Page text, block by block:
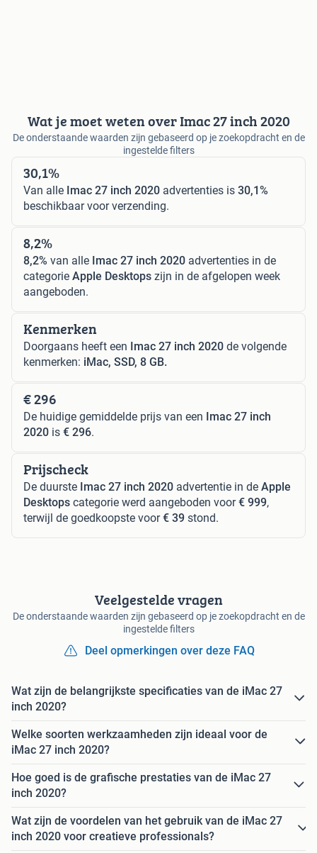
Wat je moet weten over Imac 27 inch 2020
De onderstaande waarden zijn gebaseerd op je zoekopdracht en de
ingestelde filters
30,1%
Van alle Imac 27 inch 2020 advertenties is 30,1%
beschikbaar voor verzending.
8,2%
8,2% van alle Imac 27 inch 2020 advertenties in de
categorie Apple Desktops zijn in de afgelopen week
aangeboden.
Kenmerken
Doorgaans heeft een Imac 27 inch 2020 de volgende
kenmerken: iMac, SSD, 8 GB.
€ 296
De huidige gemiddelde prijs van een Imac 27 inch
2020 is € 296.
Prijscheck
De duurste Imac 27 inch 2020 advertentie in de Apple
Desktops categorie werd aangeboden voor€ 999,
terwijl de goedkoopste voor€ 39 stond.
Veelgestelde vragen
De onderstaande waarden zijn gebaseerd op je zoekopdracht en de
ingestelde filters
Deel opmerkingen over deze FAQ
Wat zijn de belangrijkste specificaties van de iMac 27
inch 2020?
Welke soorten werkzaamheden zijn ideaal voor de
iMac 27 inch 2020?
Hoe goed is de grafische prestaties van de iMac 27
inch 2020?
Wat zijn de voordelen van het gebruik van de iMac 27
inch 2020 voor creatieve professionals?